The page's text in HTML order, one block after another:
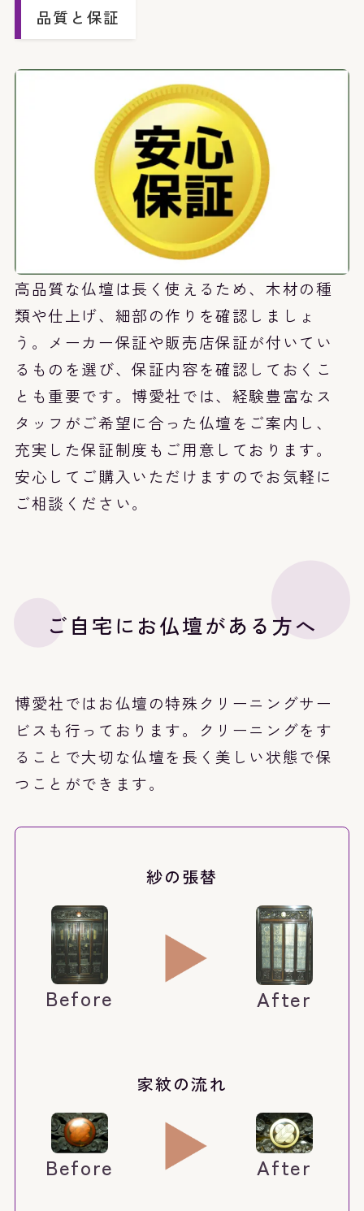
品質と保証
高品質な仏壇は長く使えるため、木材の種
類や仕上げ、細部の作りを確認しましょ
う。メーカー保証や販売店保証が付いてい
るものを選び、保証内容を確認しておくこ
とも重要です。博愛社では、経験豊富なス
タッフがご希望に合った仏壇をご案内し、
充実した保証制度もご用意しております。
安心してご購入いただけますのでお気軽に
ご相談ください。
ご自宅にお仏壇がある方へ
博愛社ではお仏壇の特殊クリーニングサー
ビスも行っております。クリーニングをす
ることで大切な仏壇を長く美しい状態で保
つことができます。
紗の張替
Before After
家紋の流れ
Before After